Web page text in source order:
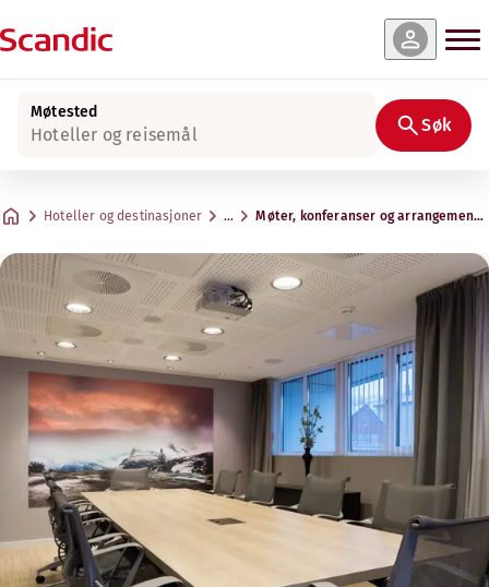
Møtested
Hoteller og reisemål Søk
Hoteller og destinasjoner … Møter, konferanser og